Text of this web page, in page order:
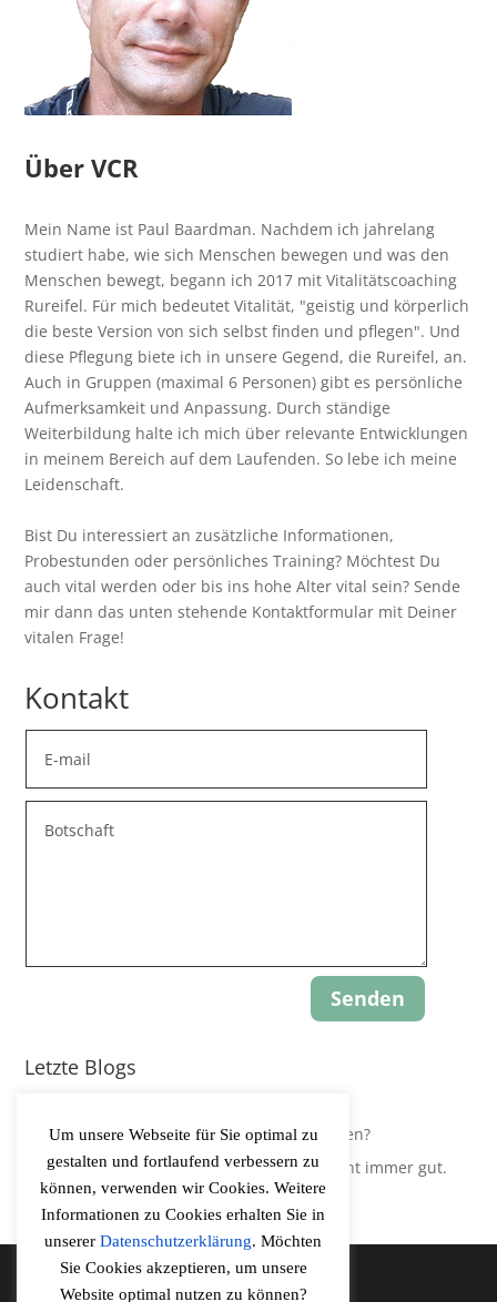
Über VCR
Mein Name ist Paul Baardman. Nachdem ich jahrelang
studiert habe, wie sich Menschen bewegen und was den
Menschen bewegt, begann ich 2017 mit Vitalitätscoaching
Rureifel. Für mich bedeutet Vitalität, "geistig und körperlich
die beste Version von sich selbst finden und pflegen". Und
diese Pflegung biete ich in unsere Gegend, die Rureifel, an.
Auch in Gruppen (maximal 6 Personen) gibt es persönliche
Aufmerksamkeit und Anpassung. Durch ständige
Weiterbildung halte ich mich über relevante Entwicklungen
in meinem Bereich auf dem Laufenden. So lebe ich meine
Leidenschaft.
Bist Du interessiert an zusätzliche Informationen,
Probestunden oder persönliches Training? Möchtest Du
auch vital werden oder bis ins hohe Alter vital sein? Sende
mir dann das unten stehende Kontaktformular mit Deiner
vitalen Frage!
Kontakt
Senden
Letzte Blogs
Leidest Du an Hypokapnie, ohne es zu wissen?
Der Körper regelt Sauerstoffversorgung nicht immer gut.
Um unsere Webseite für Sie optimal zu
gestalten und fortlaufend verbessern zu
können, verwenden wir Cookies. Weitere
Informationen zu Cookies erhalten Sie in
unserer Datenschutzerklärung. Möchten
Sie Cookies akzeptieren, um unsere
Website optimal nutzen zu können?